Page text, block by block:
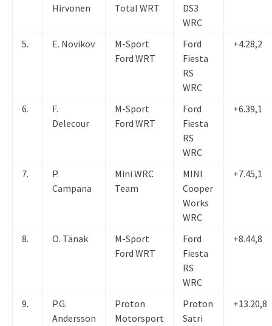
Hirvonen
Total WRT
DS3
WRC
5. E. Novikov
M-Sport
Ford WRT
Ford
Fiesta
RS
WRC
+4.28,2
6.
F.
Delecour
M-Sport
Ford WRT
Ford
Fiesta
RS
WRC
+6.39,1
7.
P.
Campana
Mini WRC
Team
MINI
Cooper
Works
WRC
+7.45,1
8. O. Tänak
M-Sport
Ford WRT
Ford
Fiesta
RS
WRC
+8.44,8
9.
P.G.
Andersson
Proton
Motorsport
Proton
Satri
+13.20,8